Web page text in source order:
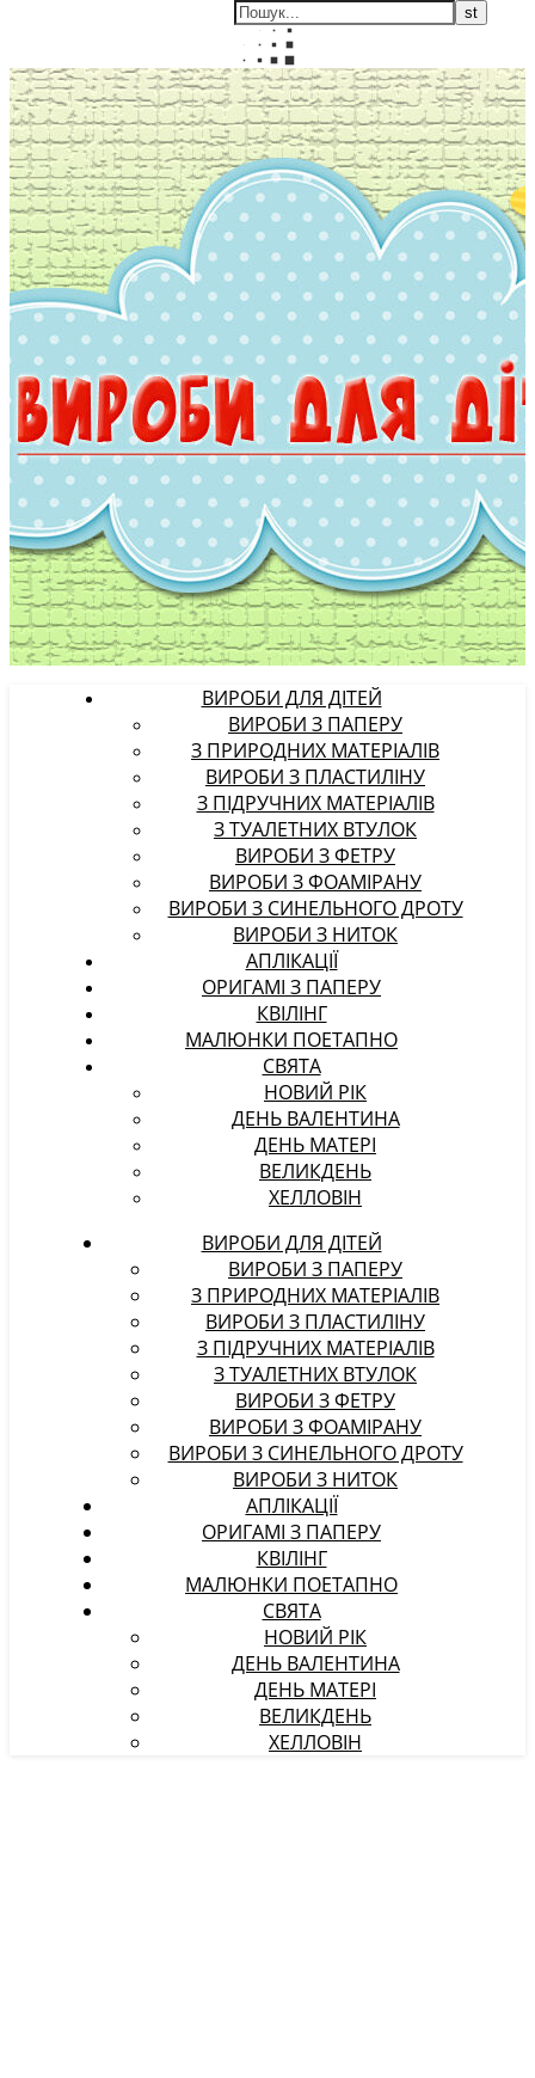
ВИРОБИ ДЛЯ ДІТЕЙ
ВИРОБИ З ПАПЕРУ
З ПРИРОДНИХ МАТЕРІАЛІВ
ВИРОБИ З ПЛАСТИЛІНУ
З ПІДРУЧНИХ МАТЕРІАЛІВ
З ТУАЛЕТНИХ ВТУЛОК
ВИРОБИ З ФЕТРУ
ВИРОБИ З ФОАМІРАНУ
ВИРОБИ З СИНЕЛЬНОГО ДРОТУ
ВИРОБИ З НИТОК
АПЛІКАЦІЇ
ОРИГАМІ З ПАПЕРУ
КВІЛІНГ
МАЛЮНКИ ПОЕТАПНО
СВЯТА
НОВИЙ РІК
ДЕНЬ ВАЛЕНТИНА
ДЕНЬ МАТЕРІ
ВЕЛИКДЕНЬ
ХЕЛЛОВІН
ВИРОБИ ДЛЯ ДІТЕЙ
ВИРОБИ З ПАПЕРУ
З ПРИРОДНИХ МАТЕРІАЛІВ
ВИРОБИ З ПЛАСТИЛІНУ
З ПІДРУЧНИХ МАТЕРІАЛІВ
З ТУАЛЕТНИХ ВТУЛОК
ВИРОБИ З ФЕТРУ
ВИРОБИ З ФОАМІРАНУ
ВИРОБИ З СИНЕЛЬНОГО ДРОТУ
ВИРОБИ З НИТОК
АПЛІКАЦІЇ
ОРИГАМІ З ПАПЕРУ
КВІЛІНГ
МАЛЮНКИ ПОЕТАПНО
СВЯТА
НОВИЙ РІК
ДЕНЬ ВАЛЕНТИНА
ДЕНЬ МАТЕРІ
ВЕЛИКДЕНЬ
ХЕЛЛОВІН